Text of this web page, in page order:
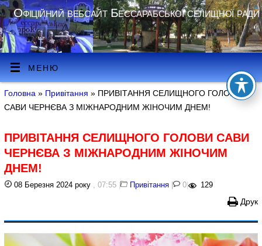
Офіційний вебсайт Бессарабської селищної ради
МЕНЮ
Головна » Привітання » ПРИВІТАННЯ СЕЛИЩНОГО ГОЛОВИ
САВИ ЧЕРНЄВА З МІЖНАРОДНИМ ЖІНОЧИМ ДНЕМ!
ПРИВІТАННЯ СЕЛИЩНОГО ГОЛОВИ САВИ
ЧЕРНЄВА З МІЖНАРОДНИМ ЖІНОЧИМ
ДНЕМ!
08 Березня 2024 року , 07:55 | Привітання | 0 | 129
Друк